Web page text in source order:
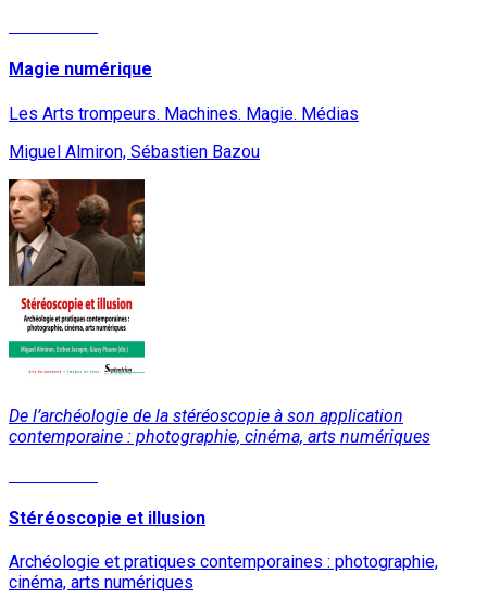
Magie numérique
Les Arts trompeurs. Machines. Magie. Médias
Miguel Almiron, Sébastien Bazou
De l’archéologie de la stéréoscopie à son application
contemporaine : photographie, cinéma, arts numériques
Stéréoscopie et illusion
Archéologie et pratiques contemporaines : photographie,
cinéma, arts numériques